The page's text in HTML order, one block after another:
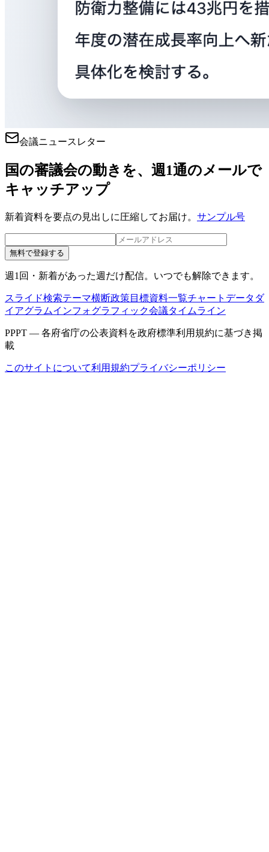
会議ニュースレター
国の審議会の動きを、週1通のメールで
キャッチアップ
新着資料を要点の見出しに圧縮してお届け。 サンプル号
無料で登録する
週1回・新着があった週だけ配信。いつでも解除できます。
スライド検索テーマ横断政策目標資料一覧チャートデータ ダ
イアグラムインフォグラフィック会議タイムライン
PPPT — 各府省庁の公表資料を政府標準利用規約に基づき掲
載
このサイトについて利用規約プライバシーポリシー